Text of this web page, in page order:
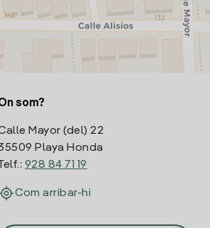
som?
Mayor (del) 22
Playa Honda
928 84 71 19
Com arribar-hi